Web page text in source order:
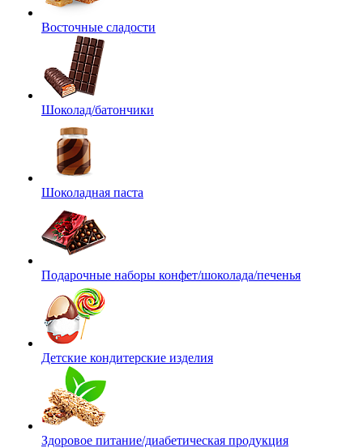
Восточные сладости
Шоколад/батончики
Шоколадная паста
Подарочные наборы конфет/шоколада/печенья
Детские кондитерские изделия
Здоровое питание/диабетическая продукция